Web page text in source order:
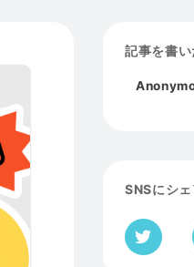
記事を書い
SNSにシ